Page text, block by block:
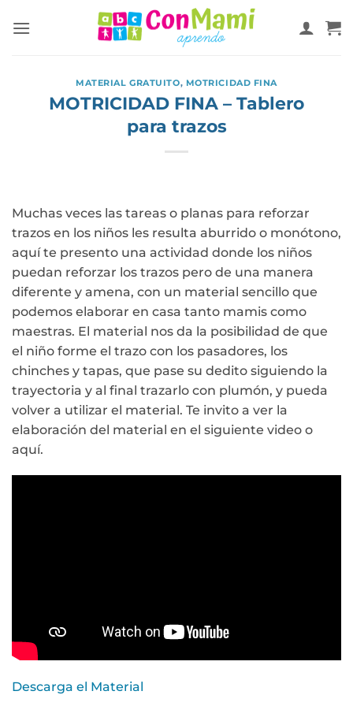
MATERIAL GRATUITO, MOTRICIDAD FINA
MOTRICIDAD FINA – Tablero
para trazos
Muchas veces las tareas o planas para reforzar
trazos en los niños les resulta aburrido o monótono,
aquí te presento una actividad donde los niños
puedan reforzar los trazos pero de una manera
diferente y amena, con un material sencillo que
podemos elaborar en casa tanto mamis como
maestras. El material nos da la posibilidad de que
el niño forme el trazo con los pasadores, los
chinches y tapas, que pase su dedito siguiendo la
trayectoria y al final trazarlo con plumón, y pueda
volver a utilizar el material. Te invito a ver la
elaboración del material en el siguiente video o
aquí.
Descarga el Material